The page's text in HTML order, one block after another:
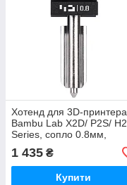
Хотенд для 3D-принтера
Bambu Lab X2D/ P2S/ H2
Series, сопло 0.8мм,
(оригінал, FAH062)
1 435 ₴
Купити